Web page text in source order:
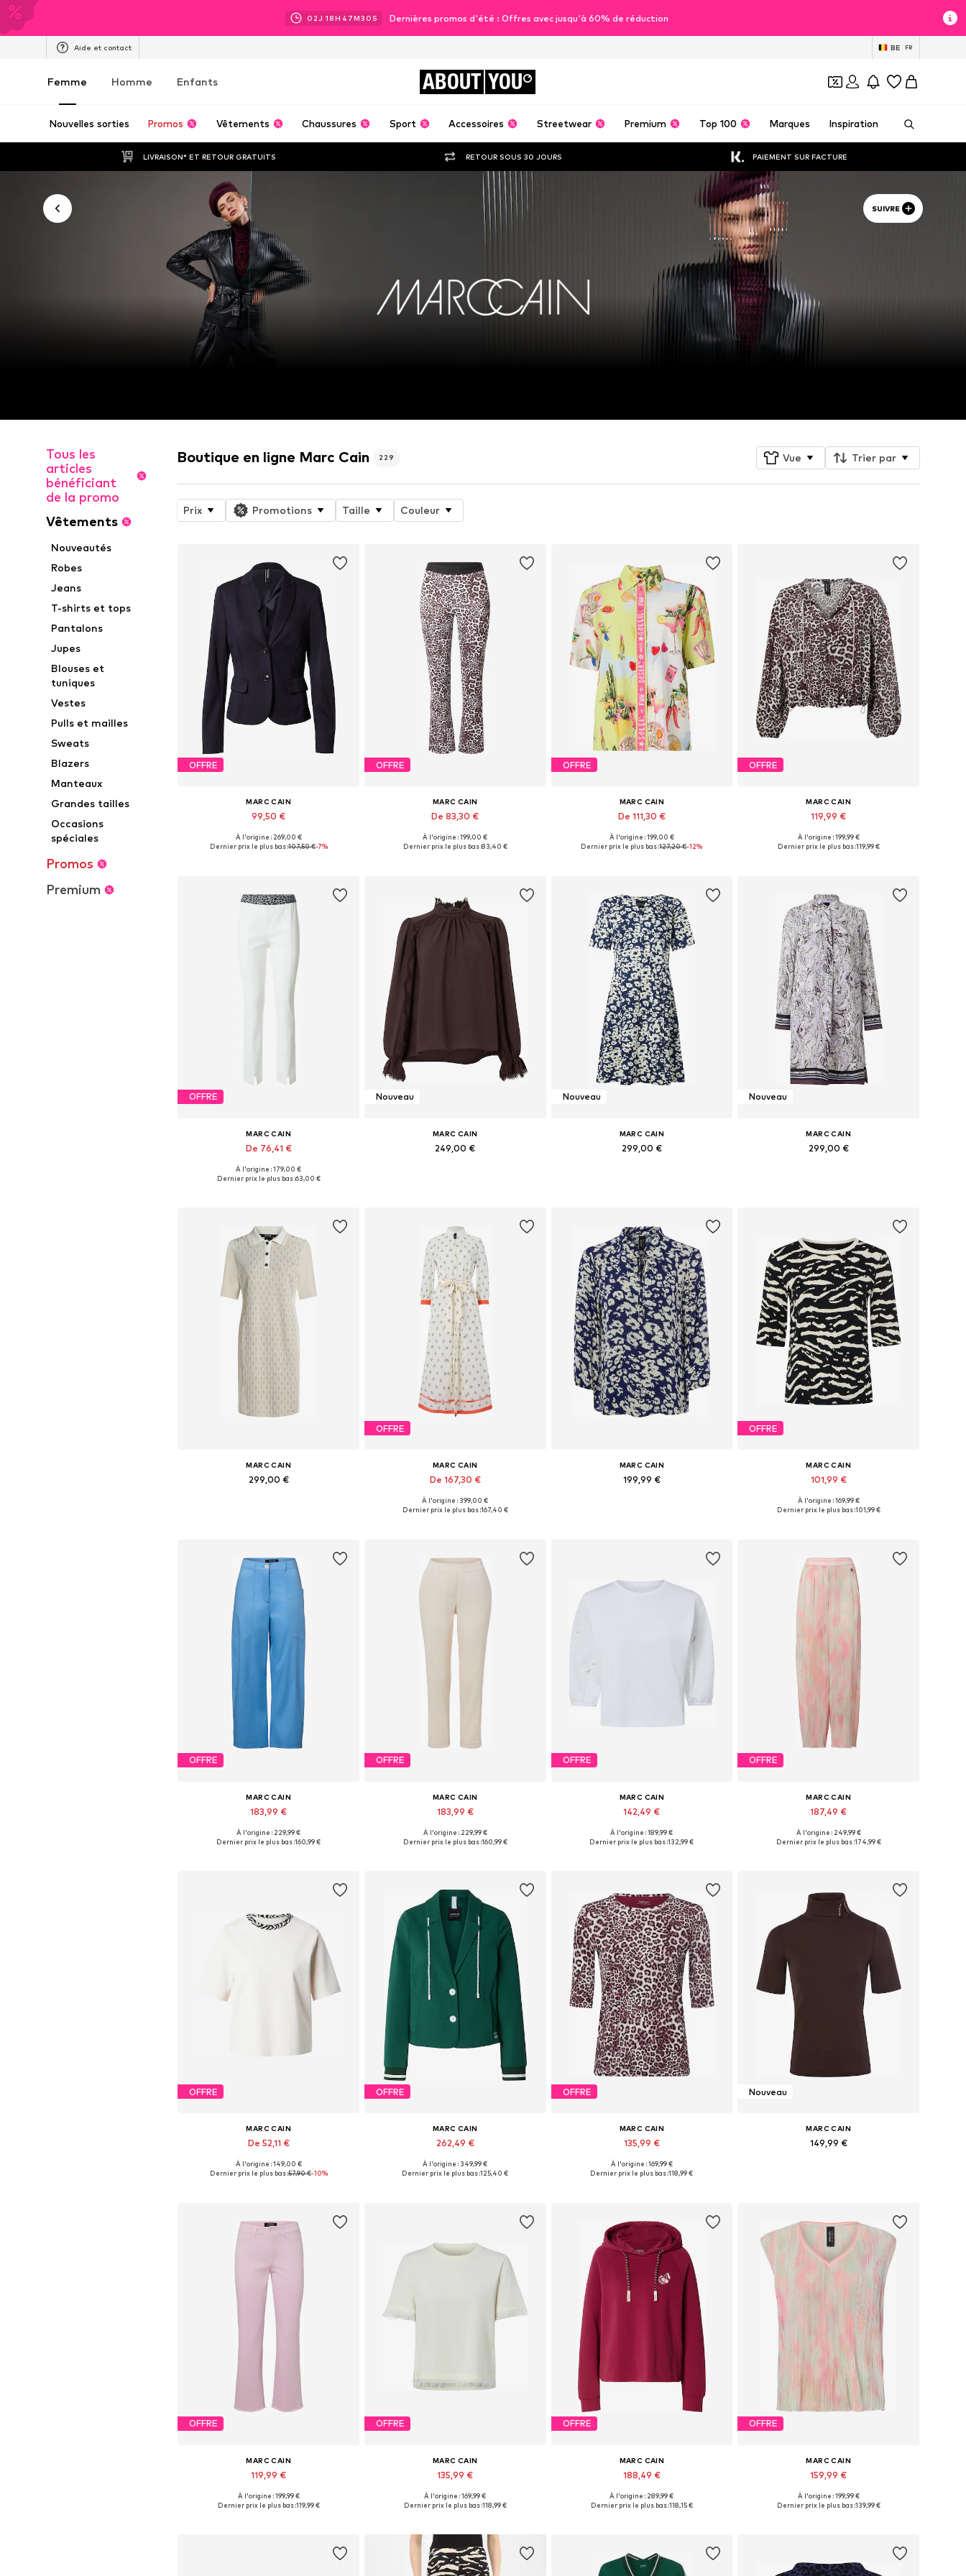
02J 18H 47M 28 S Dernières promos d'été : Offres avec jusqu'à 60% de réduction
Aide et contact BE FR
Femme Homme Enfants ABOUT YOU
Nouvelles sorties Promos Vêtements Chaussures Sport Accessoires Streetwear Premium Top 100 Marques Inspiration
LIVRAISON* ET RETOUR GRATUITS RETOUR SOUS 30 JOURS PAIEMENT SUR FACTURE
SUIVRE
Tous les
articles
bénéficiant
de la promo
Vêtements
Nouveautés
Robes
Jeans
T-shirts et tops
Pantalons
Jupes
Blouses et
tuniques
Vestes
Pulls et mailles
Sweats
Blazers
Manteaux
Grandes tailles
Occasions
spéciales
Promos
Premium
Boutique en ligne Marc Cain 229 Vue Trier par
Prix Promotions Taille Couleur
OFFRE
MARC CAIN
99,50 €
Tailles disponibles: 36, 38, 42, 44, 46
À l'origine : 269,00 €
Dernier prix le plus bas :107,50 €-7%
OFFRE
MARC CAIN
De 83,30 €
Tailles disponibles: S, M, L, XL, XXL
À l'origine : 199,00 €
Dernier prix le plus bas :83,40 €
OFFRE
MARC CAIN
De 111,30 €
Tailles disponibles: S, M, L
À l'origine : 199,00 €
Dernier prix le plus bas :127,20 €-12%
OFFRE
MARC CAIN
119,99 €
Tailles disponibles: S, M, L, XL, XXL
À l'origine : 199,99 €
Dernier prix le plus bas :119,99 €
OFFRE
MARC CAIN
De 76,41 €
Tailles disponibles: 36, 38, 40, 42, 44
À l'origine : 179,00 €
Dernier prix le plus bas :63,00 €
Nouveau
MARC CAIN
249,00 €
Nouveau
MARC CAIN
299,00 €
Nouveau
MARC CAIN
299,00 €
MARC CAIN
299,00 €
OFFRE
MARC CAIN
De 167,30 €
Tailles disponibles: 36, 38, 40, 42, 44
À l'origine : 399,00 €
Dernier prix le plus bas :167,40 €
MARC CAIN
199,99 €
OFFRE
MARC CAIN
101,99 €
Tailles disponibles: M, L, XXXL
À l'origine : 169,99 €
Dernier prix le plus bas :101,99 €
OFFRE
MARC CAIN
183,99 €
Tailles disponibles: 36, 38, 40, 42, 44
À l'origine : 229,99 €
Dernier prix le plus bas :160,99 €
OFFRE
MARC CAIN
183,99 €
Tailles disponibles: 36, 38, 40, 42, 44
À l'origine : 229,99 €
Dernier prix le plus bas :160,99 €
OFFRE
MARC CAIN
142,49 €
Disponible en plusieurs tailles
À l'origine : 189,99 €
Dernier prix le plus bas :132,99 €
OFFRE
MARC CAIN
187,49 €
Tailles disponibles: 36, 38, 40, 42, 44
À l'origine : 249,99 €
Dernier prix le plus bas :174,99 €
OFFRE
MARC CAIN
De 52,11 €
Disponible en plusieurs tailles
À l'origine : 149,00 €
Dernier prix le plus bas :57,90 €-10%
OFFRE
MARC CAIN
262,49 €
Tailles disponibles: 36, 38, 40, 42, 44
À l'origine : 349,99 €
Dernier prix le plus bas :125,40 €
OFFRE
MARC CAIN
135,99 €
Tailles disponibles: S, M, L, XL, XXL, XXXL
À l'origine : 169,99 €
Dernier prix le plus bas :118,99 €
Nouveau
MARC CAIN
149,99 €
OFFRE
MARC CAIN
119,99 €
Disponible en plusieurs tailles
À l'origine : 199,99 €
Dernier prix le plus bas :119,99 €
OFFRE
MARC CAIN
135,99 €
Tailles disponibles: S, M, L, XL, XXL
À l'origine : 169,99 €
Dernier prix le plus bas :118,99 €
OFFRE
MARC CAIN
188,49 €
Tailles disponibles: S, M, L, XL, XXL
À l'origine : 289,99 €
Dernier prix le plus bas :118,15 €
OFFRE
MARC CAIN
159,99 €
Disponible en plusieurs tailles
À l'origine : 199,99 €
Dernier prix le plus bas :139,99 €